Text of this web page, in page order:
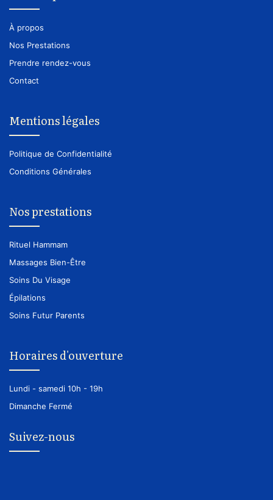
À propos
Nos Prestations
Prendre rendez-vous
Contact
Mentions légales
Politique de Confidentialité
Conditions Générales
Nos prestations
Rituel Hammam
Massages Bien-Être
Soins Du Visage
Épilations
Soins Futur Parents
Horaires d'ouverture
Lundi - samedi 10h - 19h
Dimanche Fermé
Suivez-nous